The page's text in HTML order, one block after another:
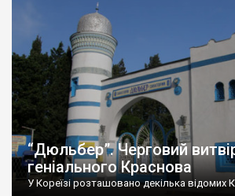
“Дюльбер”. Черговий
геніального Краснова
У Кореїзі розташовано декілька відомих